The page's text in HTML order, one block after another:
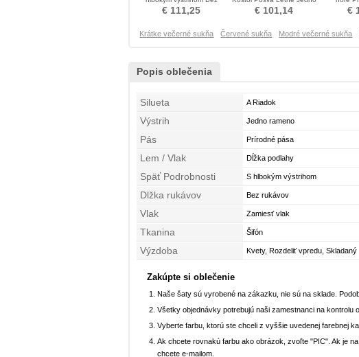
rukávov Večerné šaty
€ 111,25
rameno Večerné šaty
€ 101,14 €
Krátke večerné sukňa Červené sukňa Modré večerné sukňa
Popis oblečenia
Silueta A Riadok
Výstrih Jedno rameno
Pás Prírodné pása
Lem / Vlak Dĺžka podlahy
Späť Podrobnosti S hlbokým výstrihom
Dlžka rukávov Bez rukávov
Vlak Zamiesť vlak
Tkanina Šifón
Výzdoba Kvety, Rozdeliť vpredu, Skladaný
Zakúpte si oblečenie
Naše šaty sú vyrobené na zákazku, nie sú na sklade.
Všetky objednávky potrebujú naši zamestnanci na kontrolu
Vyberte farbu, ktorú ste chceli z vyššie uvedenej farebnej
Ak chcete rovnakú farbu ako obrázok, zvoľte "PIC". Ak je
chcete e-mailom.